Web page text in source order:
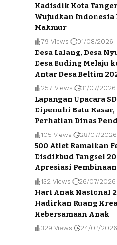
Kadisdik Kota
Wujudkan Indonesia
Makmur
79 Views 01/08/2026
Desa Lalang, Desa
Desa Buding Melaju
Antar Desa Beltim
257 Views 31/07/2026
Lapangan Upacara
Dipenuhi Batu
Perhatian Dinas
105 Views 28/07/2026
500 Atlet Ramaikan
Disdikbud Tangsel
Apresiasi
132 Views 26/07/2026
Hari Anak Nasional
Hadirkan Ruang
Kebersamaan Anak
329 Views 24/07/2026